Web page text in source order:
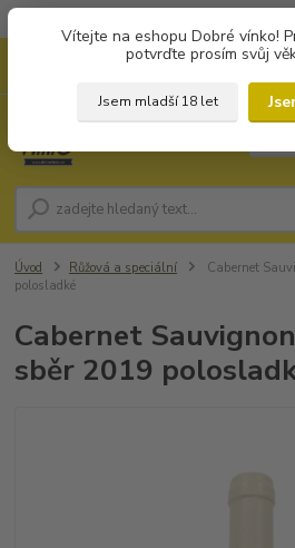
Vítejte na eshopu Dobré vínko!
potvrďte prosím svůj
Jsem mladší 18 let
Úvod Růžová a speciální
Cabernet
polosladké
Cabernet
sběr 2019